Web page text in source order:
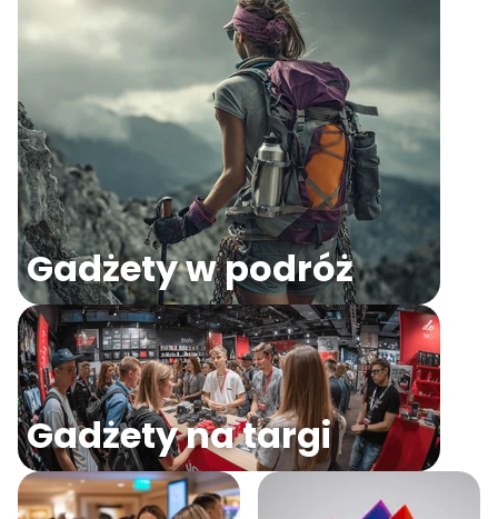
Gadżety w podróż
Gadżety na targi